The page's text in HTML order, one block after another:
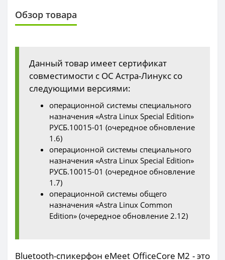
Обзор товара
Данный товар имеет сертификат
совместимости с ОС Астра-Линукс со
следующими версиями:
операционной системы специального
назначения «Astra Linux Special Edition»
РУСБ.10015-01 (очередное обновление
1.6)
операционной системы специального
назначения «Astra Linux Special Edition»
РУСБ.10015-01 (очередное обновление
1.7)
операционной системы общего
назначения «Astra Linux Common
Edition» (очередное обновление 2.12)
Bluetooth-спикерфон eMeet OfficeCore M2 - это